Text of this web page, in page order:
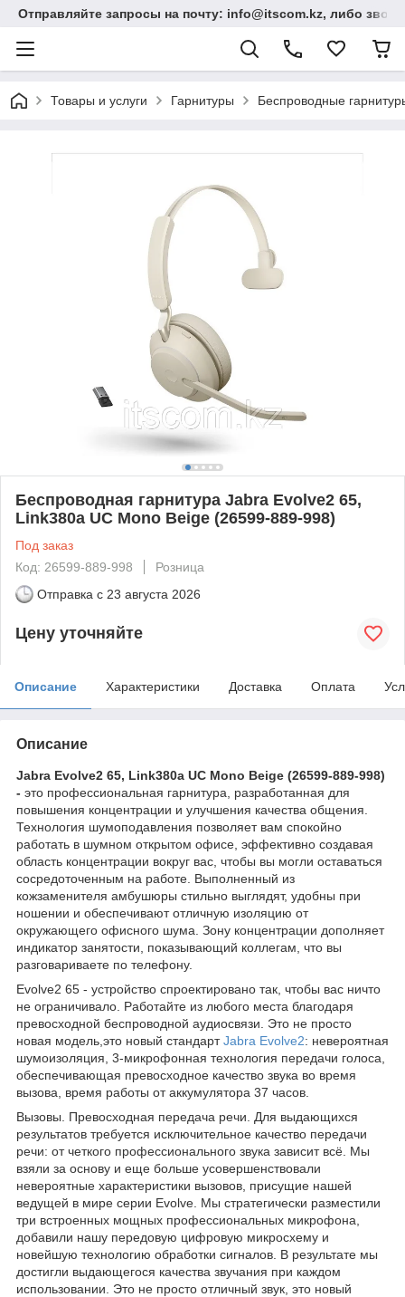
Отправляйте запросы на почту: info@itscom.kz, либо
Товары и услуги Гарнитуры Беспроводные
Беспроводная гарнитура Jabra Evolve2 65,
Link380a UC Mono Beige (26599-889-998)
Под заказ
Код: 26599-889-998
Розница
Отправка с 23 августа 2026
Цену уточняйте
Описание Характеристики Доставка Оплата
Описание
Jabra Evolve2 65, Link380a UC Mono Beige (26599-889-998)
- это профессиональная гарнитура, разработанная для
повышения концентрации и улучшения качества общения.
Технология шумоподавления позволяет вам спокойно
работать в шумном открытом офисе, эффективно создавая
область концентрации вокруг вас, чтобы вы могли оставаться
сосредоточенным на работе. Выполненный из
кожзаменителя амбушюры стильно выглядят, удобны при
ношении и обеспечивают отличную изоляцию от
окружающего офисного шума. Зону концентрации дополняет
индикатор занятости, показывающий коллегам, что вы
разговариваете по телефону.
Evolve2 65 - устройство спроектировано так, чтобы вас ничто
не ограничивало. Работайте из любого места благодаря
превосходной беспроводной аудиосвязи. Это не просто
новая модель,это новый стандартJabra Evolve2: невероятная
шумоизоляция, 3-микрофонная технология передачи голоса,
обеспечивающая превосходное качество звука во время
вызова, время работы от аккумулятора 37 часов.
Вызовы. Превосходная передача речи. Для выдающихся
результатов требуется исключительное качество передачи
речи: от четкого профессионального звука зависит всё. Мы
взяли за основу и еще больше усовершенствовали
невероятные характеристики вызовов, присущие нашей
ведущей в мире серии Evolve. Мы стратегически разместили
три встроенных мощных профессиональных микрофона,
добавили нашу передовую цифровую микросхему и
новейшую технологию обработки сигналов. В результате мы
достигли выдающегося качества звучания при каждом
использовании. Это не просто отличный звук, это новый